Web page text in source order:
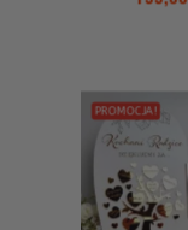
PROMOCJA!